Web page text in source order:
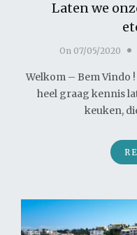
Laten we
On 07/05/2020
Welkom – Bem Vindo
heel graag kennis
keuken,